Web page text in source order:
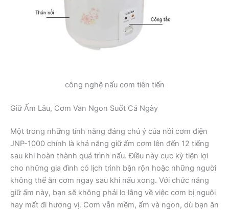
công nghệ nấu cơm tiên tiến
Giữ Ấm Lâu, Cơm Vẫn Ngon Suốt Cả Ngày
Một trong những tính năng đáng chú ý của nồi cơm điện
JNP-1000 chính là khả năng giữ ấm cơm lên đến 12 tiếng
sau khi hoàn thành quá trình nấu. Điều này cực kỳ tiện lợi
cho những gia đình có lịch trình bận rộn hoặc những người
không thể ăn cơm ngay sau khi nấu xong. Với chức năng
giữ ấm này, bạn sẽ không phải lo lắng về việc cơm bị nguội
hay mất đi hương vị. Cơm vẫn mềm, ấm và ngon, dù bạn ăn